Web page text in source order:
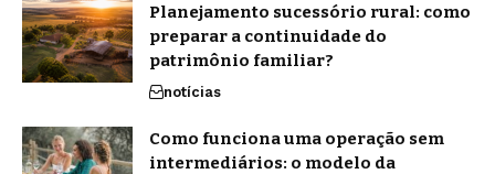
Planejamento sucessório rural: como
preparar a continuidade do
patrimônio familiar?
notícias
Como funciona uma operação sem
intermediários: o modelo da